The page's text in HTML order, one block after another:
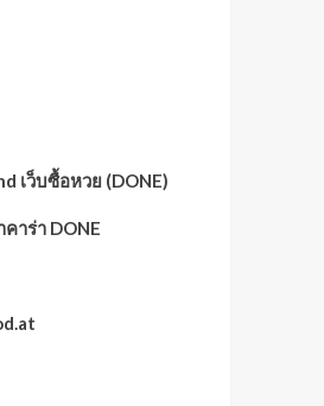
เว็บซื้อหวย (DONE)
าร่า DONE